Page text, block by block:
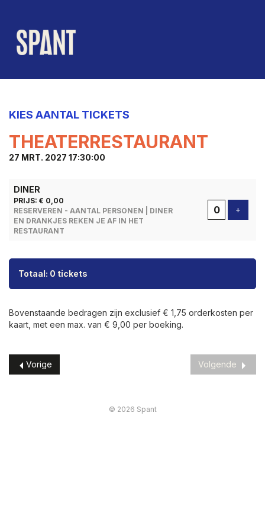
KIES AANTAL TICKETS
THEATERRESTAURANT
27 MRT. 2027 17:30:00
DINER
PRIJS: € 0,00
RESERVEREN - AANTAL PERSONEN | DINER
EN DRANKJES REKEN JE AF IN HET
RESTAURANT
+
Totaal: 0 tickets
Bovenstaande bedragen zijn exclusief € 1,75 orderkosten per
kaart, met een max. van € 9,00 per boeking.
Vorige Volgende
© 2026 Spant